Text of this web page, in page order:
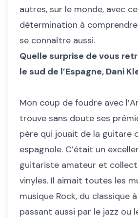
autres, sur le monde, avec
détermination à comprendre
se connaître aussi.
Quelle surprise de vous
le sud de l’Espagne, Dani
Mon coup de foudre avec
trouve sans doute ses
père qui jouait de la guitare
espagnole. C’était un
guitariste amateur et
vinyles. Il aimait toutes les
musique Rock, du classique à
passant aussi par le jazz ou